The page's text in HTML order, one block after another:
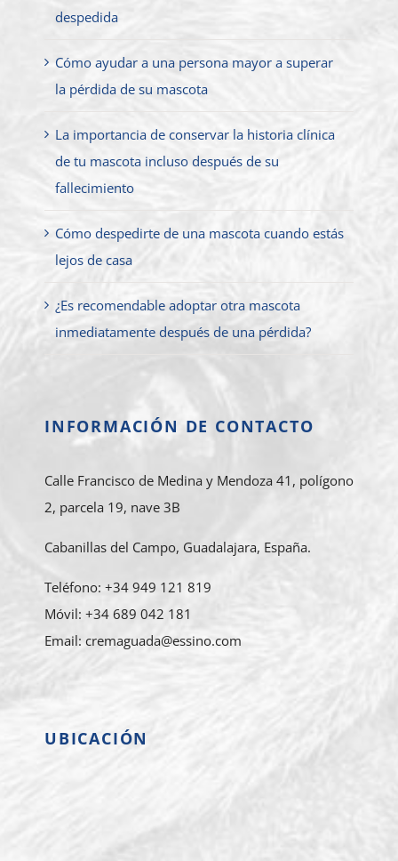
despedida
Cómo ayudar a una persona mayor a superar
la pérdida de su mascota
La importancia de conservar la historia clínica
de tu mascota incluso después de su
fallecimiento
Cómo despedirte de una mascota cuando estás
lejos de casa
¿Es recomendable adoptar otra mascota
inmediatamente después de una pérdida?
INFORMACIÓN DE CONTACTO
Calle Francisco de Medina y Mendoza 41, polígono
2, parcela 19, nave 3B
Cabanillas del Campo, Guadalajara, España.
Teléfono: +34 949 121 819
Móvil: +34 689 042 181
Email: cremaguada@essino.com
UBICACIÓN